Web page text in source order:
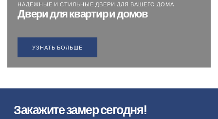
НАДЕЖНЫЕ И СТИЛЬНЫЕ ДВЕРИ ДЛЯ ВАШЕГО ДОМА
Двери для квартир и домов
УЗНАТЬ БОЛЬШЕ
Закажите замер сегодня!